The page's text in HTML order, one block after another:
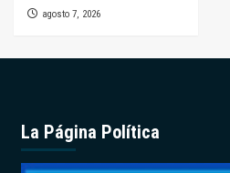
agosto 7, 2026
La Página Política